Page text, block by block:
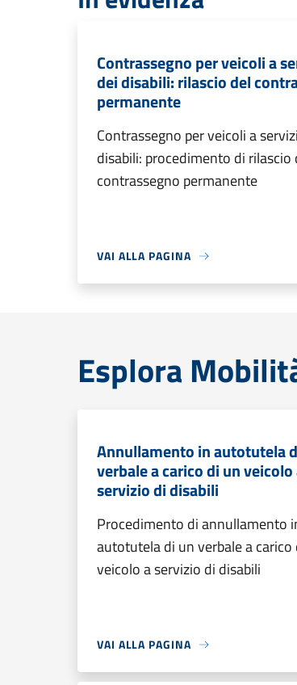
Contrassegno per veicoli a
dei disabili: rilascio del
permanente
Contrassegno per veicoli a
disabili: procedimento di rilascio
contrassegno permanente
VAI ALLA PAGINA
Esplora
Annullamento in autotutela
verbale a carico di un veicolo
servizio di disabili
Procedimento di annullamento
autotutela di un verbale a carico
veicolo a servizio di disabili
VAI ALLA PAGINA